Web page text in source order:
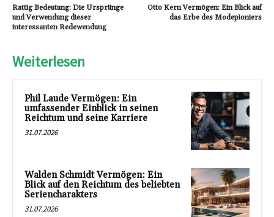
Rattig Bedeutung: Die Ursprünge
und Verwendung dieser
interessanten Redewendung
Otto Kern Vermögen: Ein Blick auf
das Erbe des Modepioniers
Weiterlesen
Phil Laude Vermögen: Ein
umfassender Einblick in seinen
Reichtum und seine Karriere
31.07.2026
Walden Schmidt Vermögen: Ein
Blick auf den Reichtum des beliebten
Seriencharakters
31.07.2026